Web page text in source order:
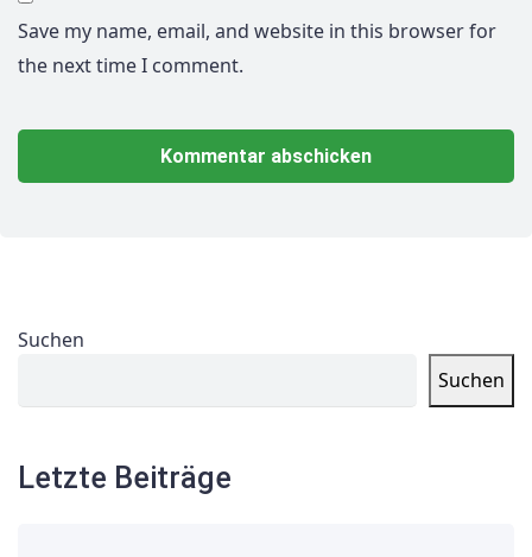
Save my name, email, and website in this browser for
the next time I comment.
Suchen
Suchen
Letzte Beiträge